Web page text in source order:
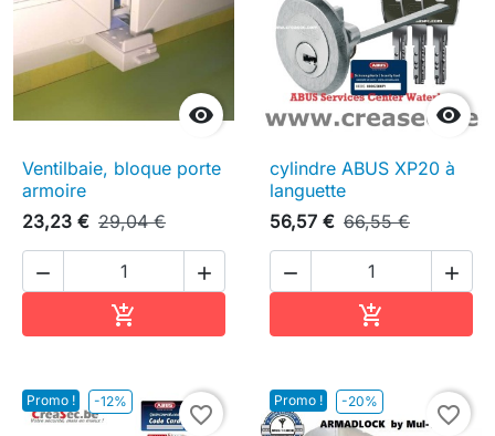

Ventilbaie, bloque porte
armoire
23,23 € 29,04 €
 


cylindre ABUS XP20 à
languette
56,57 € 66,55 €
 

Promo ! -12%
favorite_border
Promo ! -20%
favorite_border